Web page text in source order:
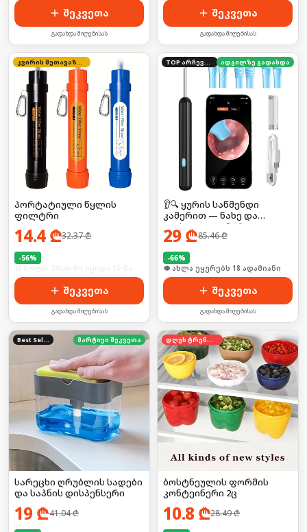
შეკვეთა
გადახდა მიღებისას
შეკვეთა
გადახდა მიღებისას
კვირის შეთავაზება
პორტატიული წყლის
ფილტრი
14.4₾32.37₾
-56%
შეკვეთა
გადახდა მიღებისას
TOP არჩევანი ადგილზე გადახდა
👂🔍 ყურის საწმენდი
კამერით — ნახე და
გაისუფთავე მარტივად
29 ₾85.46₾
-66%
🛒 ბოლო 24სთ-ში იყიდა 24-მა
შეკვეთა
გადახდა მიღებისას
Best Seller მარტივი შეკვეთა
სარეცხი ღრუბლის სადები
და საპნის დისპენსერი
19 ₾41.04₾
დღეს ტრენდში
ბოსტნეულის ფორმის
კონტეინერი 2ც
10.8 ₾28.49₾